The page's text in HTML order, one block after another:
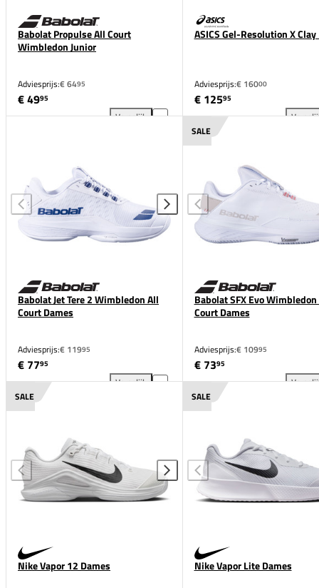
Babolat Propulse All Court
Wimbledon Junior
Adviesprijs:€ 6495
€ 4995
Vergelijk
Babolat Propulse All Court Wimbledon Junior
ASICS Gel-Resolution X Clay
Adviesprijs:€ 16000
€ 12595
Babolat Jet Tere 2 Wimbledon All
Court Dames
Adviesprijs:€ 11995
€ 7795
Vergelijk
Babolat Jet Tere 2 Wimbledon All Court Dames
SALE
Babolat SFX Evo
Court Dames
Adviesprijs:€ 10995
€ 7395
SALE
Nike Vapor 12 Dames
SALE
Nike Vapor Lite Dames